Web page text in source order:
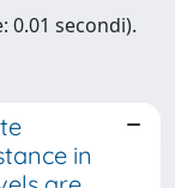
0.01 secondi).
in